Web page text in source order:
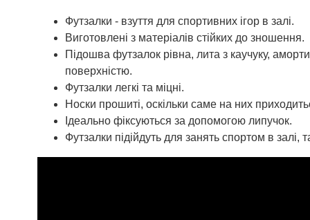
Футзалки - взуття для спортивних ігор в залі.
Виготовлені з матеріалів стійких до зношення.
Підошва футзалок рівна, лита з каучуку,
поверхністю.
Футзалки легкі та міцні.
Носки прошиті, оскільки саме на них
Ідеально фіксуються за допомогою липучок.
Футзалки підійдуть для занять спортом в залі,